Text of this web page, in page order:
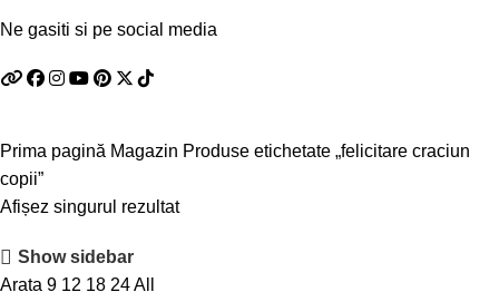
Ne gasiti si pe social media
Prima pagină Magazin Produse etichetate „felicitare craciun
copii”
Afișez singurul rezultat
Show sidebar
Arata 9 12 18 24All